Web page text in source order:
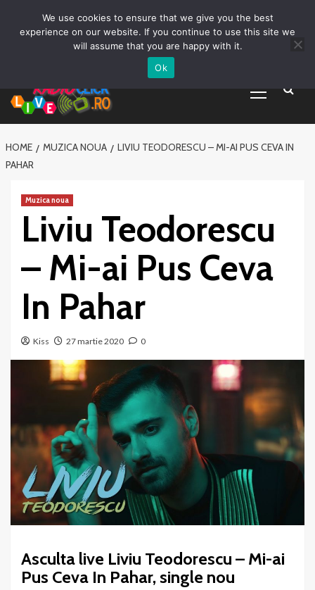
Promovare Artisti noi
Vrei sa fii DJ?
Menu
HOME MUZICA NOUA
LIVIU TEODORESCU – MI-AI PUS CEVA IN
PAHAR
Muzica noua
Liviu Teodorescu
– Mi-ai Pus Ceva
In Pahar
Kiss 27 martie 2020 0
Asculta live Liviu Teodorescu – Mi-ai
Pus Ceva In Pahar, single nou
We use cookies to ensure that we give you the best
experience on our website. If you continue to use this site we
will assume that you are happy with it.
Ok